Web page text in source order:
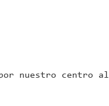
nuestro centro al